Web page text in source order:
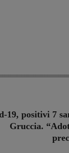
19, positivi 7
Gruccia.